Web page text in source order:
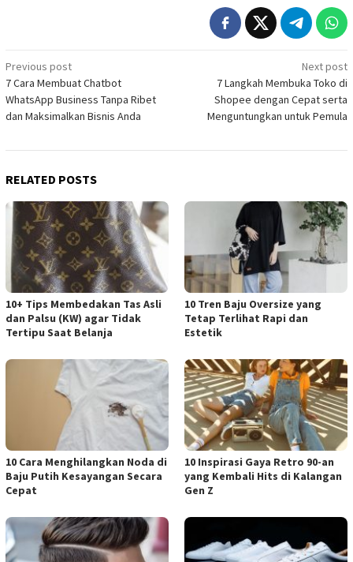
Post
navigation
Previous post
7 Cara Membuat Chatbot
WhatsApp Business Tanpa Ribet
dan Maksimalkan Bisnis Anda
Next post
7 Langkah Membuka Toko di
Shopee dengan Cepat serta
Menguntungkan untuk Pemula
RELATED POSTS
10+ Tips Membedakan Tas Asli
dan Palsu (KW) agar Tidak
Tertipu Saat Belanja
10 Tren Baju Oversize yang
Tetap Terlihat Rapi dan
Estetik
10 Cara Menghilangkan Noda di
Baju Putih Kesayangan Secara
Cepat
10 Inspirasi Gaya Retro 90-an
yang Kembali Hits di Kalangan
Gen Z